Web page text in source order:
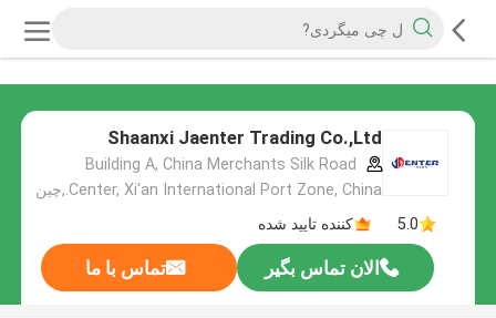
Shaanxi Jaenter Trading Co.,Ltd
Building A, China Merchants Silk Road
Center, Xi'an International Port Zone, China.,چین
5.0
کننده تایید شده
الان تماس بگیر تماس با ما